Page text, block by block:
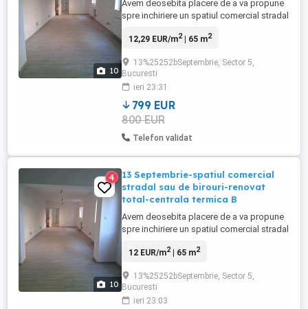
10
Avem deosebita placere de a va propune
spre inchiriere un spatiul comercial stradal
vitrina aproximativ 4 mp, sala de vanzare
renovat total acum, centrala proprie,
liber,etc. Acces rapid catre toate
mijoloacele de transport. Se ...
12,29 EUR/m2| 65 m2
13%25252bSeptembrie, Sector 5,
Bucuresti
ieri 23:31
799 EUR
800 EUR
Telefon validat
10
4
13 Septembrie-spatiul comercial
stradal sau de birouri-renovat
total-centrala termica B
Avem deosebita placere de a va propune
spre inchiriere un spatiul comercial stradal
vitrina aproximativ 4 mp, sala de vanzare
renovat total acum, centrala proprie,
liber,etc. Acces rapid catre toate
mijoloacele de transport. Se ...
12 EUR/m2| 65 m2
13%25252bSeptembrie, Sector 5,
Bucuresti
ieri 23:03